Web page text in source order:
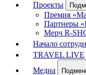
Проекты
Премия
Партнеры
Мерч R-
Начало
TRAVEL LIVE
Медиа